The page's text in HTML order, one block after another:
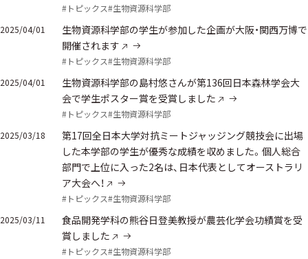
#トピックス#生物資源科学部
2025/04/01
生物資源科学部の学生が参加した企画が大阪・関西万博で
開催されます
#トピックス#生物資源科学部
2025/04/01
生物資源科学部の島村悠さんが第136回日本森林学会大
会で学生ポスター賞を受賞しました
#トピックス#生物資源科学部
2025/03/18
第17回全日本大学対抗ミートジャッジング競技会に出場
した本学部の学生が優秀な成績を収めました。個人総合
部門で上位に入った2名は、日本代表としてオーストラリ
ア大会へ！
#トピックス#生物資源科学部
2025/03/11
食品開発学科の熊谷日登美教授が農芸化学会功績賞を受
賞しました
#トピックス#生物資源科学部